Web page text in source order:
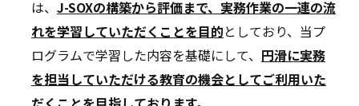
は、 J-SOXの構築から評価まで、実務作業の一連の流
れを学習していただくことを目的としており、当プ
ログラムで学習した内容を基礎にして、 円滑に実務
を担当していただける教育の機会としてご利用いた